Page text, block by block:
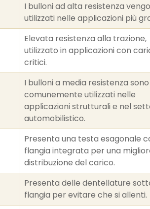
I bulloni ad alta resistenza
utilizzati nelle applicazioni più
Elevata resistenza alla trazione,
utilizzato in applicazioni con
critici.
I bulloni a media resistenza sono
comunemente utilizzati nelle
applicazioni strutturali e nel
automobilistico.
Presenta una testa esagonale
flangia integrata per una
distribuzione del carico.
Presenta delle dentellature
flangia per evitare che si allenti.